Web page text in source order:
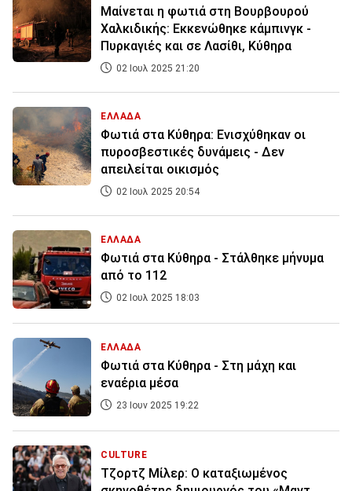
Μαίνεται η φωτιά στη Βουρβουρού
Χαλκιδικής: Εκκενώθηκε κάμπινγκ -
Πυρκαγιές και σε Λασίθι, Κύθηρα
02 Ιουλ 2025 21:20
ΕΛΛΑΔΑ
Φωτιά στα Κύθηρα: Ενισχύθηκαν οι
πυροσβεστικές δυνάμεις - Δεν
απειλείται οικισμός
02 Ιουλ 2025 20:54
ΕΛΛΑΔΑ
Φωτιά στα Κύθηρα - Στάλθηκε μήνυμα
από το 112
02 Ιουλ 2025 18:03
ΕΛΛΑΔΑ
Φωτιά στα Κύθηρα - Στη μάχη και
εναέρια μέσα
23 Ιουν 2025 19:22
CULTURE
Τζορτζ Μίλερ: Ο καταξιωμένος